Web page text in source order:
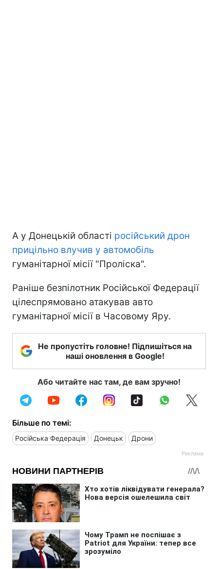
А у Донецькій області російський дрон
прицільно влучив у автомобіль
гуманітарної місії "Проліска".
Раніше безпілотник Російської Федерації
цілеспрямовано атакував авто
гуманітарної місії в Часовому Яру.
Не пропустіть головне! Підпишіться на
наші оновлення в Google!
Або читайте нас там, де вам зручно!
Більше по темі:
Російська Федерація Донецьк Дрони